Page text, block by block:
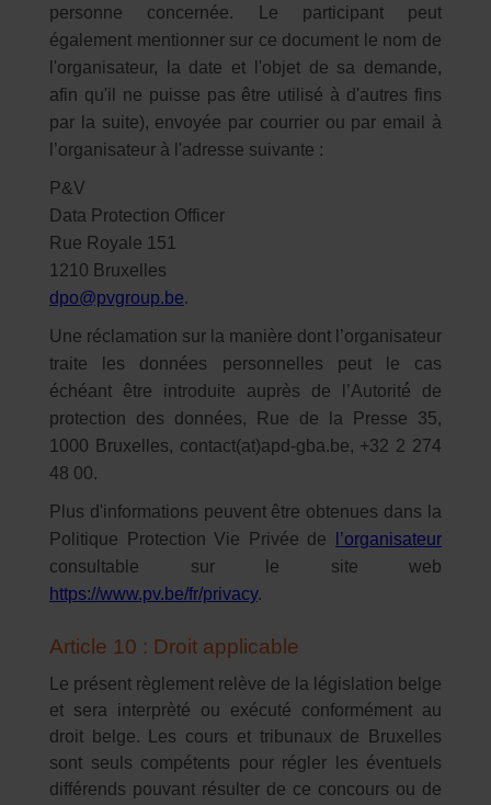
personne concernée. Le participant peut
également mentionner sur ce document le nom de
l'organisateur, la date et l'objet de sa demande,
afin qu'il ne puisse pas être utilisé à d'autres fins
par la suite), envoyée par courrier ou par email à
l’organisateur à l'adresse suivante :
P&V
Data Protection Officer
Rue Royale 151
1210 Bruxelles
dpo@pvgroup.be.
Une réclamation sur la manière dont l’organisateur
traite les données personnelles peut le cas
échéant être introduite auprès de l’Autorité́ de
protection des données, Rue de la Presse 35,
1000 Bruxelles, contact(at)apd-gba.be, +32 2 274
48 00.
Plus d'informations peuvent être obtenues dans la
Politique Protection Vie Privée de
l’organisateur
consultable sur le site web
https://www.pv.be/fr/privacy.
Article 10 : Droit applicable
Le présent règlement relève de la législation belge
et sera interprèté ou exécuté conformément au
droit belge. Les cours et tribunaux de Bruxelles
sont seuls compétents pour régler les éventuels
différends pouvant résulter de ce concours ou de